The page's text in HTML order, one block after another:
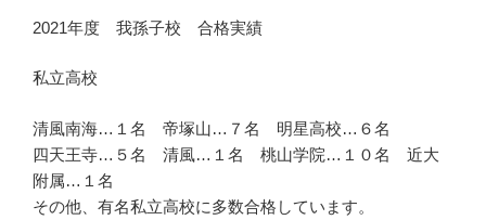
2021年度 我孫子校 合格実績
私立高校
清風南海…１名 帝塚山…７名 明星高校…６名
四天王寺…５名 清風…１名 桃山学院…１０名 近大
附属…１名
その他、有名私立高校に多数合格しています。